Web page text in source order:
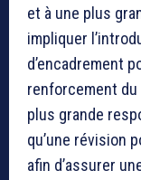
et à une plus
impliquer
d’encadrement
renforcement
plus grande
qu’une révision
afin d’assurer